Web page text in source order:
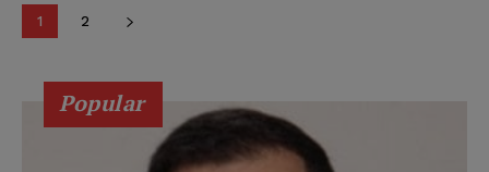
1 2
Popular